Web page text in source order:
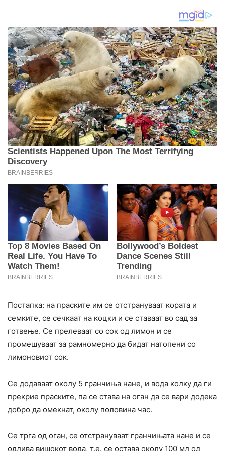
Постапка: на праските им се отстрануваат кората и
семките, се сечкаат на коцки и се ставаат во сад за
готвење. Се прелеваат со сок од лимон и се
промешуваат за рамномерно да бидат натопени со
лимоновиот сок.
Се додаваат околу 5 гранчиња нане, и вода колку да ги
прекрие праските, па се става на оган да се вари додека
добро да омекнат, околу половина час.
Се трга од оган, се отстрануваат гранчињата нане и се
одлива вишокот вода, т.е. се остава околу 100 мл од